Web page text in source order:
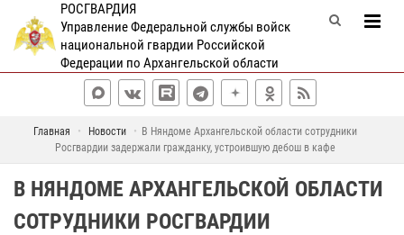
РОСГВАРДИЯ
Управление Федеральной службы войск
национальной гвардии Российской
Федерации по Архангельской области
Главная Новости
В Няндоме Архангельской области сотрудники
Росгвардии задержали гражданку, устроившую дебош в кафе
В НЯНДОМЕ АРХАНГЕЛЬСКОЙ ОБЛАСТИ
СОТРУДНИКИ РОСГВАРДИИ